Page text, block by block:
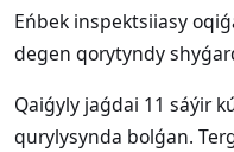
Eńbek inspektsiiasy
degen qorytyndy
Qaiǵyly jaǵdai 11 sáýir
qurylysynda bolǵan.